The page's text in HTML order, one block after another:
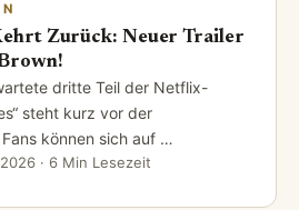
Zurück: Neuer Trailer
dritte Teil der Netflix-
steht kurz vor der
können sich auf …
· 6 Min Lesezeit